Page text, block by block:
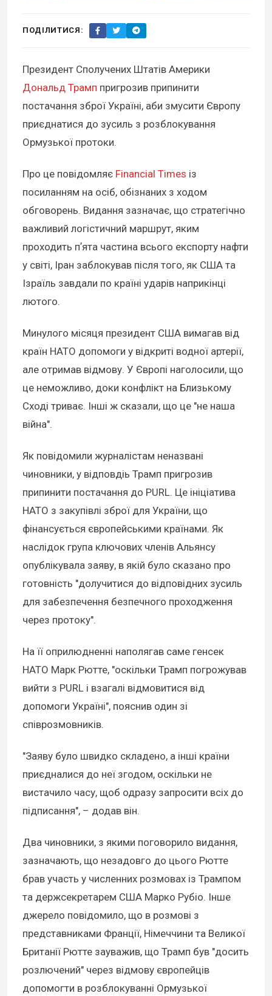
ПОДІЛИТИСЯ:
Президент Сполучених Штатів Америки
Дональд Трамп пригрозив припинити
постачання зброї Україні, аби змусити Європу
приєднатися до зусиль з розблокування
Ормузької протоки.
Про це повідомляє Financial Times із
посиланням на осіб, обізнаних з ходом
обговорень. Видання зазначає, що стратегічно
важливий логістичний маршрут, яким
проходить пʼята частина всього експорту нафти
у світі, Іран заблокував після того, як США та
Ізраїль завдали по країні ударів наприкінці
лютого.
Минулого місяця президент США вимагав від
країн НАТО допомоги у відкриті водної артерії,
але отримав відмову. У Європі наголосили, що
це неможливо, доки конфлікт на Близькому
Сході триває. Інші ж сказали, що це "не наша
війна".
Як повідомили журналістам неназвані
чиновники, у відповдіь Трамп пригрозив
припинити постачання до PURL. Це ініціатива
НАТО з закупівлі зброї для України, що
фінансується європейськими країнами. Як
наслідок група ключових членів Альянсу
опублікувала заяву, в якій було сказано про
готовність "долучитися до відповідних зусиль
для забезпечення безпечного проходження
через протоку".
На її оприлюдненні наполягав саме генсек
НАТО Марк Рютте, "оскільки Трамп погрожував
вийти з PURL і взагалі відмовитися від
допомоги Україні", пояснив один зі
співрозмовників.
"Заяву було швидко складено, а інші країни
приєдналися до неї згодом, оскільки не
вистачило часу, щоб одразу запросити всіх до
підписання", – додав він.
Два чиновники, з якими поговорило видання,
зазначають, що незадовго до цього Рютте
брав участь у численних розмовах із Трампом
та держсекретарем США Марко Рубіо. Інше
джерело повідомило, що в розмові з
представниками Франції, Німеччини та Великої
Британії Рютте зауважив, що Трамп був "досить
розлючений" через відмову європейців
допомогти в розблокуванні Ормузької